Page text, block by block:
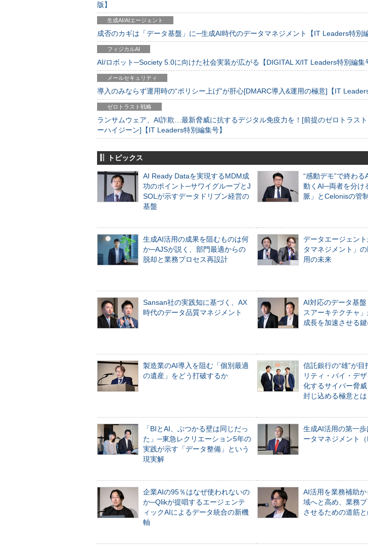
版】
生成AI/AIエージェント
成否のカギは「データ基盤」に─生成AI時代のデータマネジメント【IT Leaders特別編
フィジカルAI
AI/ロボット─Society 5.0に向けた社会実装が広がる【DIGITAL X/IT Leaders特別編集
メールセキュリティ
導入のみならず運用時の“ポリシー上げ”が肝心[DMARC導入&運用の極意]【IT
ゼロトラスト戦略
ランサムウェア、AI詐欺…最新脅威に抗するデジタル免疫力を！[前提のゼロトラス
ーハイジーン]【IT Leaders特別編集号】
トピックス
AI Ready Dataを実現するMDM成
功のポイント─サワイグループとJ
SOLが示すデータドリブン経営の
基盤
“感動デモ”で終わ
動くAI─両者を分け
脈」とCelonisの管
生成AI活用の成果を阻むものは何
か─AJSが説く、部門最適からの
脱却と業務プロセス再設計
データエージェン
タマネジメント」
用の未来
Sansan社の実践知に基づく、AX
時代のデータ品質マネジメント
AI対応のデータ基
スアーキテクチャ
成長を加速させる鍵
製造業のAI導入を阻む「個別最適
の遺産」をどう打破するか
信託銀行の“雄”が目
リティ・バイ・デ
化するサイバー脅
封じ込める極意とは
「BIとAI、ぶつかる壁は同じだっ
た」─東急レクリエーション5年の
実践が示す「データ整備」という
現実解
生成AI活用の第一
ータマネジメント
企業AIの95％はなぜ使われないの
か─Qlikが提唱するエージェンテ
ィックAIによるデータ統合の新機
軸
AI活用を業務補助
域へと高め、業務
させるための道筋と